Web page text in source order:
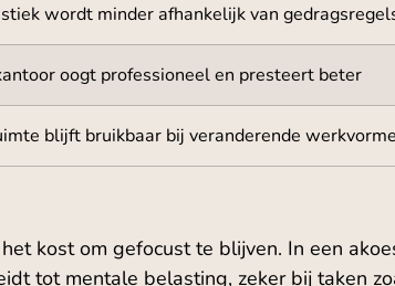
wordt minder afhankelijk van
oogt professioneel en presteert beter
blijft bruikbaar bij veranderende
kost om gefocust te blijven. In een
tot mentale belasting, zeker bij taken